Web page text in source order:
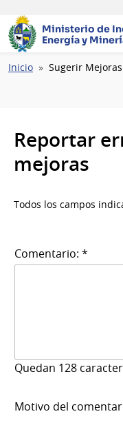
Ministerio de
Energía y
Ruta
Inicio Sugerir
Reportar
mejoras
Todos los campos
Comentario: *
Quedan 128
Motivo del